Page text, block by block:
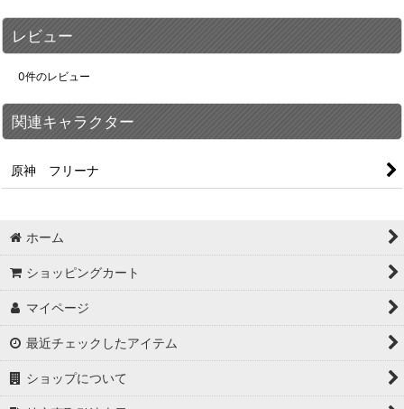
レビュー
0件のレビュー
関連キャラクター
原神 フリーナ
ホーム
ショッピングカート
マイページ
最近チェックしたアイテム
ショップについて